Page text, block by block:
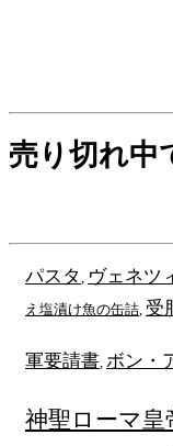
売り切れ中
パスタ ヴェネツ
え塩漬け魚の缶詰 受
軍要請書 ボン・
神聖ローマ皇